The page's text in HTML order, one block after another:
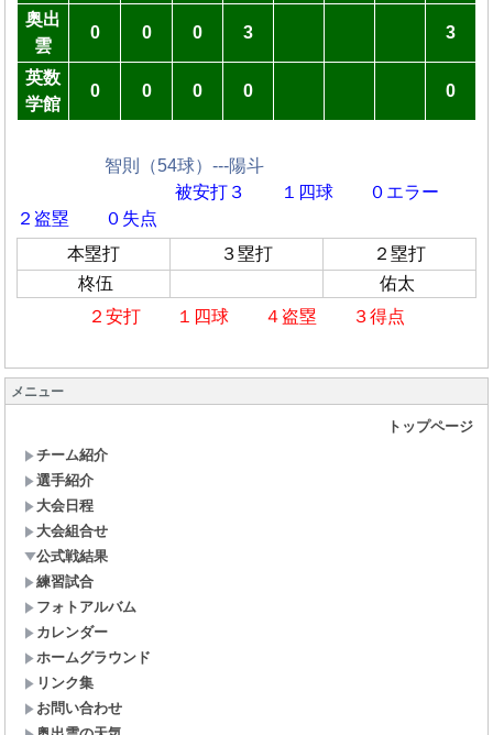
メニュー
トップページ
チーム紹介
選手紹介
大会日程
大会組合せ
公式戦結果
練習試合
フォトアルバム
カレンダー
ホームグラウンド
リンク集
お問い合わせ
奥出
雲
0 0 0 3 3
英数
学館
0 0 0 0 0
智則（54球）---陽斗
被安打３ １四球
０エラー
２盗塁 ０失点
本塁打
３塁打
２塁打
柊伍
佑太
２安打 １四球 ４盗塁 ３得点